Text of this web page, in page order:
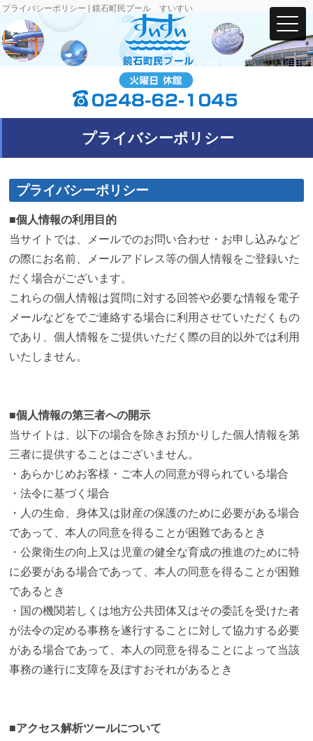
プライバシーポリシー | 鏡石町民プール すいすい
プライバシーポリシー
プライバシーポリシー
■個人情報の利用目的
当サイトでは、メールでのお問い合わせ・お申し込みなど
の際にお名前、メールアドレス等の個人情報をご登録いた
だく場合がございます。
これらの個人情報は質問に対する回答や必要な情報を電子
メールなどをでご連絡する場合に利用させていただくもの
であり、個人情報をご提供いただく際の目的以外では利用
いたしません。
■個人情報の第三者への開示
当サイトは、以下の場合を除きお預かりした個人情報を第
三者に提供することはございません。
・あらかじめお客様・ご本人の同意が得られている場合
・法令に基づく場合
・人の生命、身体又は財産の保護のために必要がある場合
であって、本人の同意を得ることが困難であるとき
・公衆衛生の向上又は児童の健全な育成の推進のために特
に必要がある場合であって、本人の同意を得ることが困難
であるとき
・国の機関若しくは地方公共団体又はその委託を受けた者
が法令の定める事務を遂行することに対して協力する必要
がある場合であって、本人の同意を得ることによって当該
事務の遂行に支障を及ぼすおそれがあるとき
■アクセス解析ツールについて